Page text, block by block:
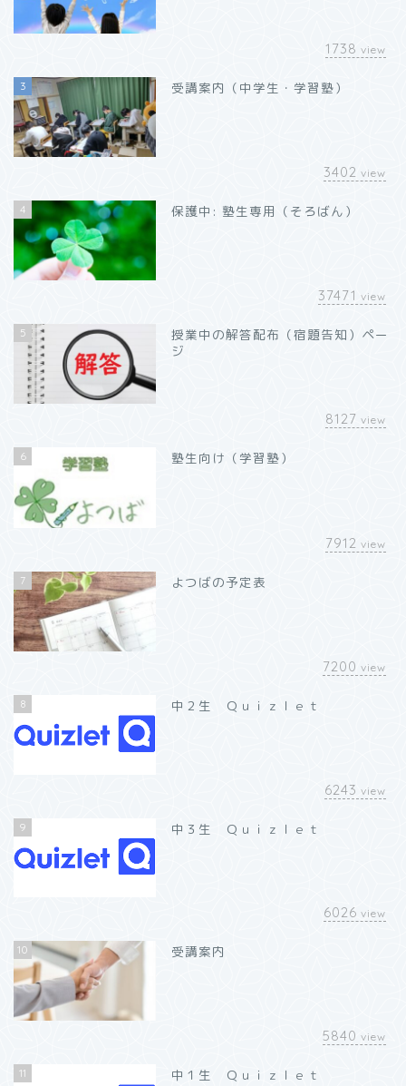
1738 view
3 受講案内（中学生・学習塾）
3402 view
4 保護中: 塾生専用（そろばん）
37471 view
5
授業中の解答配布（宿題告知）ペー
ジ
8127 view
6 塾生向け（学習塾）
7912 view
7 よつばの予定表
7200 view
8 中２生 Ｑｕｉｚｌｅｔ
6243 view
9 中３生 Ｑｕｉｚｌｅｔ
6026 view
10 受講案内
5840 view
11 中１生 Ｑｕｉｚｌｅｔ